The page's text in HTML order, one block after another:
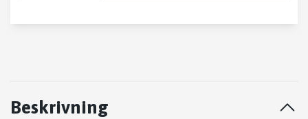
Beskrivning